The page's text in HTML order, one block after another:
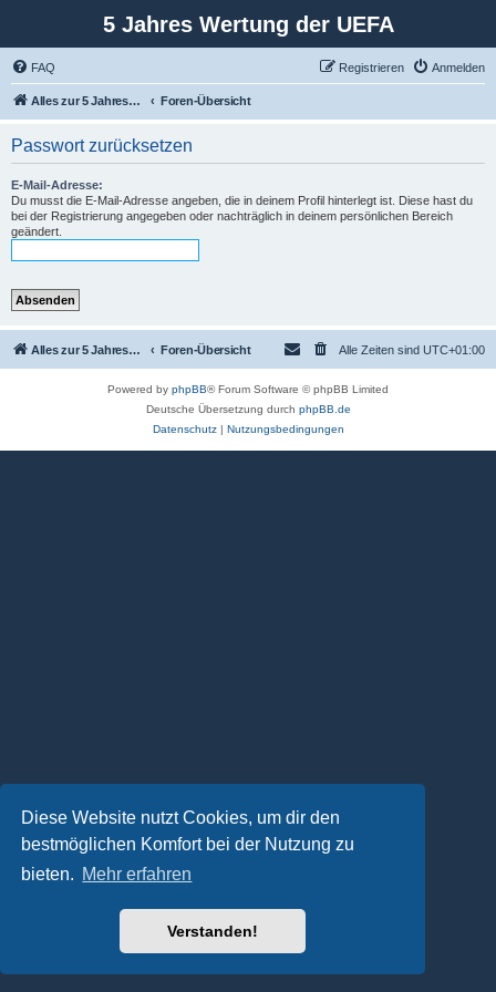
Diese Website nutzt Cookies, um dir den
bestmöglichen Komfort bei der Nutzung zu
bieten. Mehr erfahren
Verstanden!
5 Jahres Wertung der UEFA
FAQ Anmelden
Registrieren
Alles zur 5 Jahreswertung / Tabelle der UEFA mit vielen Statistiken. Foren-Übersicht
Passwort zurücksetzen
E-Mail-Adresse:
Du musst die E-Mail-Adresse angeben, die in deinem Profil hinterlegt ist. Diese hast du
bei der Registrierung angegeben oder nachträglich in deinem persönlichen Bereich
geändert.
Alles zur 5 Jahreswertung / Tabelle der UEFA mit vielen Statistiken. Foren-Übersicht Alle Zeiten sind UTC+01:00
Powered by phpBB® Forum Software © phpBB Limited
Deutsche Übersetzung durch phpBB.de
Datenschutz| Nutzungsbedingungen